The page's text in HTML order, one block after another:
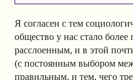
Я согласен с тем
общество у нас стало
расслоенным, и в этой
(с постоянным выбором
правильным, и тем, чего